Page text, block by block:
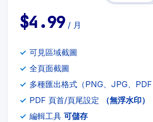
$4.99 / 月
可見區域截圖
全頁面截圖
多種匯出格式（PNG、JPG、PDF
PDF 頁首/頁尾設定
（無浮水印）
編輯工具 可儲存